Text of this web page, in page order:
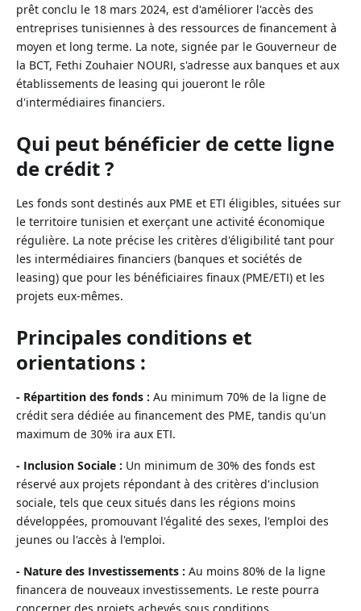
prêt conclu le 18 mars 2024, est d'améliorer l'accès des
entreprises tunisiennes à des ressources de financement à
moyen et long terme. La note, signée par le Gouverneur de
la BCT, Fethi Zouhaier NOURI, s'adresse aux banques et aux
établissements de leasing qui joueront le rôle
d'intermédiaires financiers.
Qui peut bénéficier de cette ligne
de crédit ?
Les fonds sont destinés aux PME et ETI éligibles, situées sur
le territoire tunisien et exerçant une activité économique
régulière. La note précise les critères d'éligibilité tant pour
les intermédiaires financiers (banques et sociétés de
leasing) que pour les bénéficiaires finaux (PME/ETI) et les
projets eux-mêmes.
Principales conditions et
orientations :
- Répartition des fonds : Au minimum 70% de la ligne de
crédit sera dédiée au financement des PME, tandis qu'un
maximum de 30% ira aux ETI.
- Inclusion Sociale : Un minimum de 30% des fonds est
réservé aux projets répondant à des critères d'inclusion
sociale, tels que ceux situés dans les régions moins
développées, promouvant l'égalité des sexes, l'emploi des
jeunes ou l'accès à l'emploi.
- Nature des Investissements : Au moins 80% de la ligne
financera de nouveaux investissements. Le reste pourra